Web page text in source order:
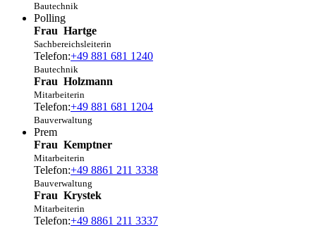
Bautechnik
Polling
Frau Hartge
Sachbereichsleiterin
Telefon:+49 881 681 1240
Bautechnik
Frau Holzmann
Mitarbeiterin
Telefon:+49 881 681 1204
Bauverwaltung
Prem
Frau Kemptner
Mitarbeiterin
Telefon:+49 8861 211 3338
Bauverwaltung
Frau Krystek
Mitarbeiterin
Telefon:+49 8861 211 3337